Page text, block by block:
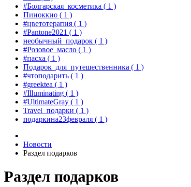
#Болгарская_косметика ( 1 )
Пиноккио ( 1 )
#цветотерапия ( 1 )
#Pantone2021 ( 1 )
необычный_подарок ( 1 )
#Розовое_масло ( 1 )
#пасха ( 1 )
Подарок_для_путешественника ( 1 )
#чтоподарить ( 1 )
#greektea ( 1 )
#Illuminating ( 1 )
#UltimateGray ( 1 )
Travel_подарки ( 1 )
подаркина23февраля ( 1 )
Новости
Раздел подарков
Раздел подарков